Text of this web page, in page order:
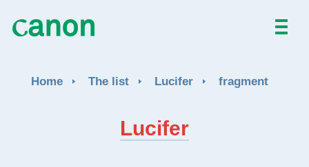
Home The list Lucifer fragment
Lucifer